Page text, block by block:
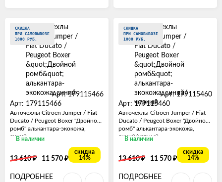
СКИДКА
ПРИ САМОВЫВОЗЕ
1000 РУБ.
Арт: 179115466
Арт: 179115466
Авточехлы Citroen Jumper / Fiat
Ducato / Peugeot Boxer "Двойной
ромб" алькантара-экокожа,
синий
В наличии
13 610₽ 11 570 ₽
скидка
14%
ПОДРОБНЕЕ
СКИДКА
ПРИ САМОВЫВОЗЕ
1000 РУБ.
Арт: 179115460
Арт: 179115460
Авточехлы Citroen Jumper / Fiat
Ducato / Peugeot Boxer "Двойной
ромб" алькантара-экокожа,
синий/черный
В наличии
13 610₽ 11 570 ₽
скидка
14%
ПОДРОБНЕЕ